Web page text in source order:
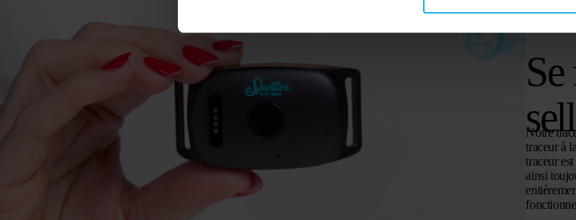
Notre
traceur à
traceur
ainsi